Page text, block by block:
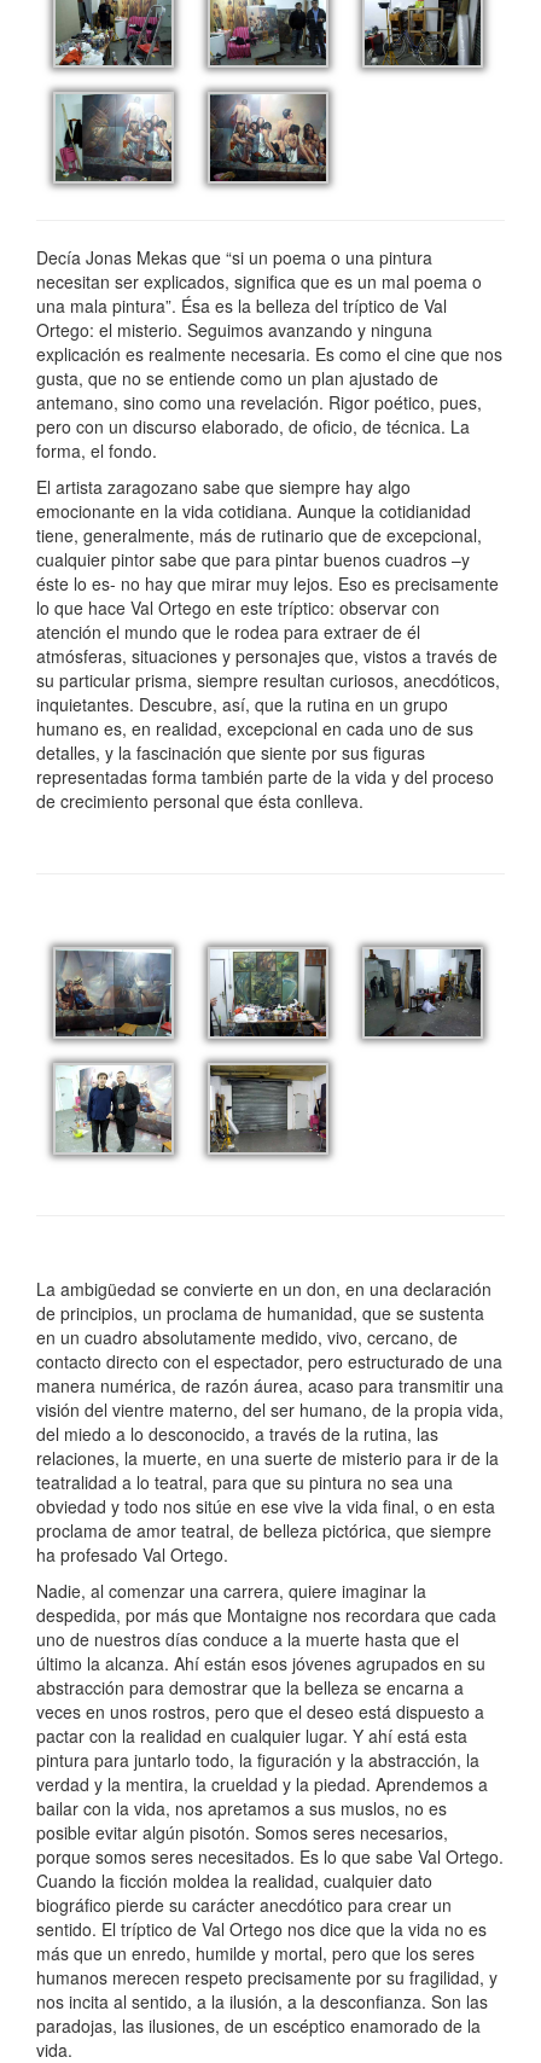
Decía Jonas Mekas que “si un poema o una pintura
necesitan ser explicados, significa que es un mal poema o
una mala pintura”. Ésa es la belleza del tríptico de Val
Ortego: el misterio. Seguimos avanzando y ninguna
explicación es realmente necesaria. Es como el cine que nos
gusta, que no se entiende como un plan ajustado de
antemano, sino como una revelación. Rigor poético, pues,
pero con un discurso elaborado, de oficio, de técnica. La
forma, el fondo.
El artista zaragozano sabe que siempre hay algo
emocionante en la vida cotidiana. Aunque la cotidianidad
tiene, generalmente, más de rutinario que de excepcional,
cualquier pintor sabe que para pintar buenos cuadros –y
éste lo es- no hay que mirar muy lejos. Eso es precisamente
lo que hace Val Ortego en este tríptico: observar con
atención el mundo que le rodea para extraer de él
atmósferas, situaciones y personajes que, vistos a través de
su particular prisma, siempre resultan curiosos, anecdóticos,
inquietantes. Descubre, así, que la rutina en un grupo
humano es, en realidad, excepcional en cada uno de sus
detalles, y la fascinación que siente por sus figuras
representadas forma también parte de la vida y del proceso
de crecimiento personal que ésta conlleva.
La ambigüedad se convierte en un don, en una declaración
de principios, un proclama de humanidad, que se sustenta
en un cuadro absolutamente medido, vivo, cercano, de
contacto directo con el espectador, pero estructurado de una
manera numérica, de razón áurea, acaso para transmitir una
visión del vientre materno, del ser humano, de la propia vida,
del miedo a lo desconocido, a través de la rutina, las
relaciones, la muerte, en una suerte de misterio para ir de la
teatralidad a lo teatral, para que su pintura no sea una
obviedad y todo nos sitúe en ese vive la vida final, o en esta
proclama de amor teatral, de belleza pictórica, que siempre
ha profesado Val Ortego.
Nadie, al comenzar una carrera, quiere imaginar la
despedida, por más que Montaigne nos recordara que cada
uno de nuestros días conduce a la muerte hasta que el
último la alcanza. Ahí están esos jóvenes agrupados en su
abstracción para demostrar que la belleza se encarna a
veces en unos rostros, pero que el deseo está dispuesto a
pactar con la realidad en cualquier lugar. Y ahí está esta
pintura para juntarlo todo, la figuración y la abstracción, la
verdad y la mentira, la crueldad y la piedad. Aprendemos a
bailar con la vida, nos apretamos a sus muslos, no es
posible evitar algún pisotón. Somos seres necesarios,
porque somos seres necesitados. Es lo que sabe Val Ortego.
Cuando la ficción moldea la realidad, cualquier dato
biográfico pierde su carácter anecdótico para crear un
sentido. El tríptico de Val Ortego nos dice que la vida no es
más que un enredo, humilde y mortal, pero que los seres
humanos merecen respeto precisamente por su fragilidad, y
nos incita al sentido, a la ilusión, a la desconfianza. Son las
paradojas, las ilusiones, de un escéptico enamorado de la
vida.